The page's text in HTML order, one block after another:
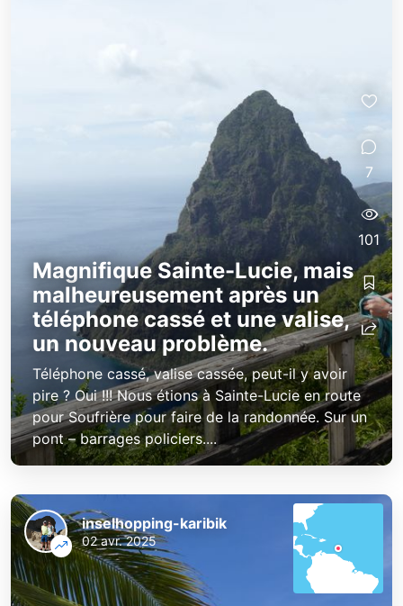
Magnifique Sainte-Lucie, mais
malheureusement après un
téléphone cassé et une valise,
un nouveau problème.
Téléphone cassé, valise cassée, peut-il y avoir
pire ? Oui !!! Nous étions à Sainte-Lucie en route
pour Soufrière pour faire de la randonnée. Sur un
pont – barrages policiers....
7
101
inselhopping-karibik
02 avr. 2025